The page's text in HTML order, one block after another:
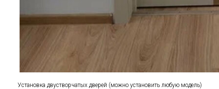
Установка двустворчатых дверей (можно установить любую модель)